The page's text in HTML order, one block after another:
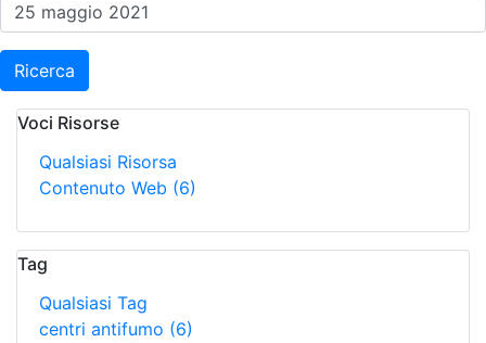
Ricerca
Voci Risorse
Qualsiasi Risorsa
Contenuto Web (6)
Tag
Qualsiasi Tag
centri antifumo (6)